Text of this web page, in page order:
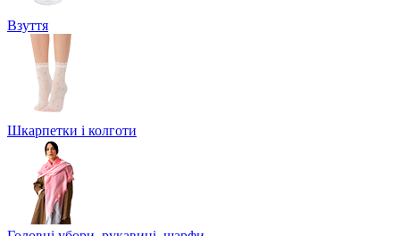
Взуття
Шкарпетки і колготи